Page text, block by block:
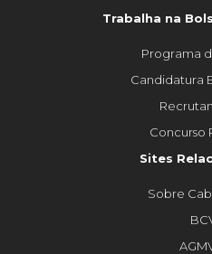
Trabalha na
Programa
Candidatura
Concurso
Sites
Sobre